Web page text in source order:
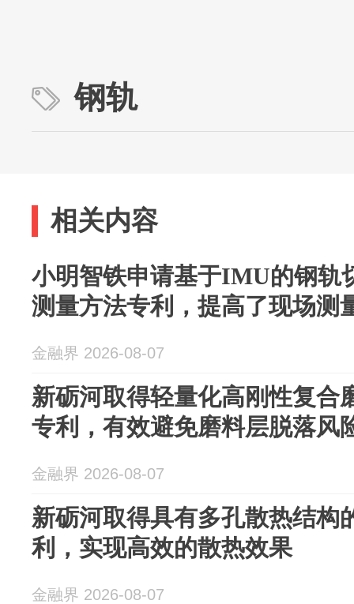
钢轨
相关内容
小明智铁申请基于IMU的钢轨
测量方法专利，提高了现场测
金融界 2026-08-07
新砺河取得轻量化高刚性复合
专利，有效避免磨料层脱落风
金融界 2026-08-07
新砺河取得具有多孔散热结构
利，实现高效的散热效果
金融界 2026-08-07